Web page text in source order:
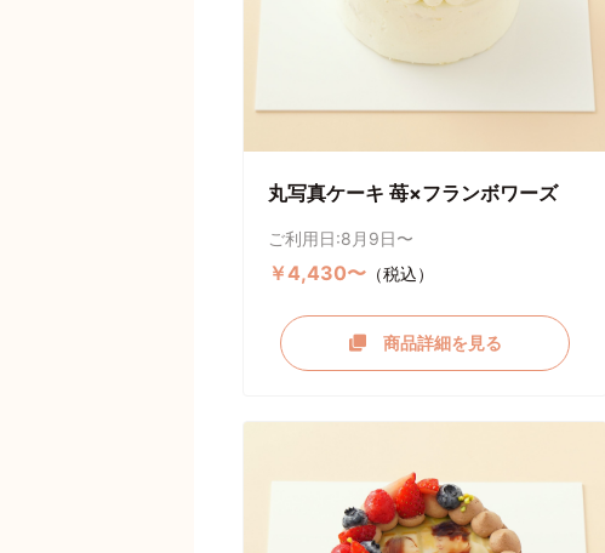
丸写真ケーキ 苺×フランボワーズ
ご利用日:8月9日〜
￥4,430〜 （税込）
商品詳細を見る